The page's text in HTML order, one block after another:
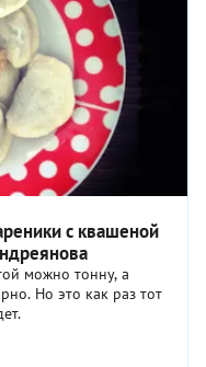
с квашеной
можно тонну, а
Но это как раз тот